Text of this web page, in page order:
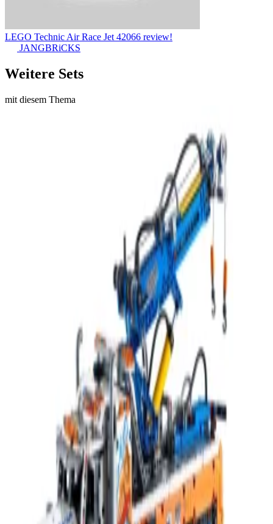
LEGO Technic Air Race Jet 42066 review!
JANGBRiCKS
Weitere Sets
mit diesem Thema